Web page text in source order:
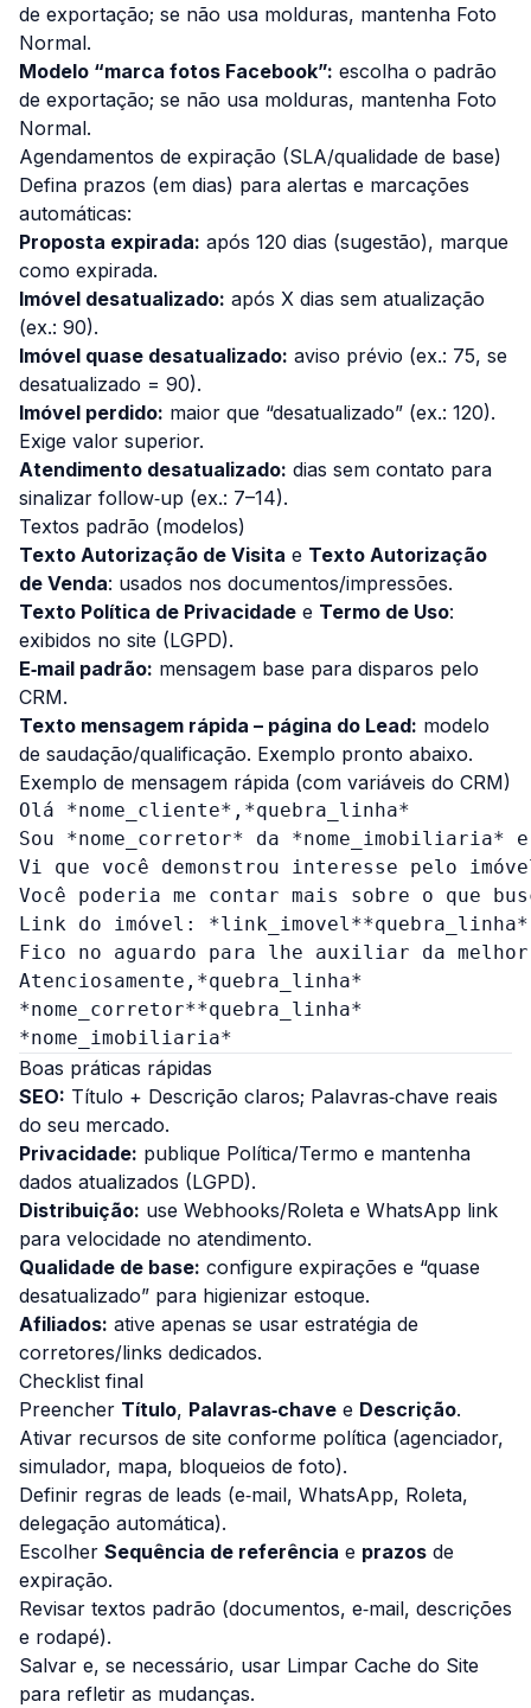
de exportação; se não usa molduras, mantenha Foto
Normal.
Modelo “marca fotos Facebook”: escolha o padrão
de exportação; se não usa molduras, mantenha Foto
Normal.
Agendamentos de expiração (SLA/qualidade de base)
Defina prazos (em dias) para alertas e marcações
automáticas:
Proposta expirada: após 120 dias (sugestão), marque
como expirada.
Imóvel desatualizado: após X dias sem atualização
(ex.: 90).
Imóvel quase desatualizado: aviso prévio (ex.: 75, se
desatualizado = 90).
Imóvel perdido: maior que “desatualizado” (ex.: 120).
Exige valor superior.
Atendimento desatualizado: dias sem contato para
sinalizar follow‑up (ex.: 7–14).
Textos padrão (modelos)
Texto Autorização de Visita e Texto Autorização
de Venda: usados nos documentos/impressões.
Texto Política de Privacidade e Termo de Uso:
exibidos no site (LGPD).
E‑mail padrão: mensagem base para disparos pelo
CRM.
Texto mensagem rápida – página do Lead: modelo
de saudação/qualificação. Exemplo pronto abaixo.
Exemplo de mensagem rápida (com variáveis do CRM)
Olá *nome_cliente*,*quebra_linha*
Sou *nome_corretor* da
Vi que você demonstrou interesse pelo
Você poderia me contar mais sobre o que
Link do imóvel: *link_imovel**quebra_linha*
Fico no aguardo para lhe auxiliar da
Atenciosamente,*quebra_linha*
*nome_corretor**quebra_linha*
Boas práticas rápidas
SEO: Título + Descrição claros; Palavras‑chave reais
do seu mercado.
Privacidade: publique Política/Termo e mantenha
dados atualizados (LGPD).
Distribuição: use Webhooks/Roleta e WhatsApp link
para velocidade no atendimento.
Qualidade de base: configure expirações e “quase
desatualizado” para higienizar estoque.
Afiliados: ative apenas se usar estratégia de
corretores/links dedicados.
Checklist final
Preencher Título, Palavras‑chave e Descrição.
Ativar recursos de site conforme política (agenciador,
simulador, mapa, bloqueios de foto).
Definir regras de leads (e‑mail, WhatsApp, Roleta,
delegação automática).
Escolher Sequência de referência e prazos de
expiração.
Revisar textos padrão (documentos, e‑mail, descrições
e rodapé).
Salvar e, se necessário, usar Limpar Cache do Site
para refletir as mudanças.